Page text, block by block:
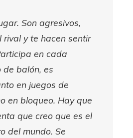
Son agresivos,
rival y te hacen sentir
en cada
de balón, es
en juegos de
en bloqueo. Hay que
que creo que es el
del mundo. Se